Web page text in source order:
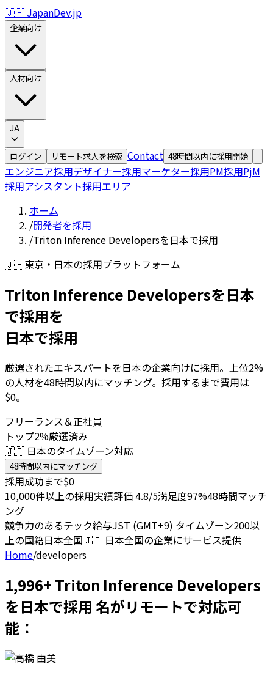
🇯🇵 JapanDev.jp
企業向け
人材向け
JA
ログイン リモート求人を検索 Contact 48時間以内に採用開始
エンジニア採用デザイナー採用マーケター採用PM採用PjM
採用アシスタント採用エリア
ホーム
/開発者を採用
/Triton Inference Developersを日本で採用
🇯🇵東京・日本の採用プラットフォーム
Triton Inference Developersを日本
で採用を
日本で採用
厳選されたエキスパートを日本の企業向けに採用。上位2%
の人材を48時間以内にマッチング。採用するまで費用は
$0。
フリーランス＆正社員
トップ2%厳選済み
🇯🇵 日本のタイムゾーン対応
48時間以内にマッチング
採用成功まで$0
10,000件以上の採用実績評価 4.8/5満足度97%48時間マッチ
ング
競争力のあるテック給与JST (GMT+9) タイムゾーン200以
上の国籍日本全国🇯🇵 日本全国の企業にサービス提供
Home/developers
1,996+ Triton Inference Developers
を日本で採用 名がリモートで対応可
能：